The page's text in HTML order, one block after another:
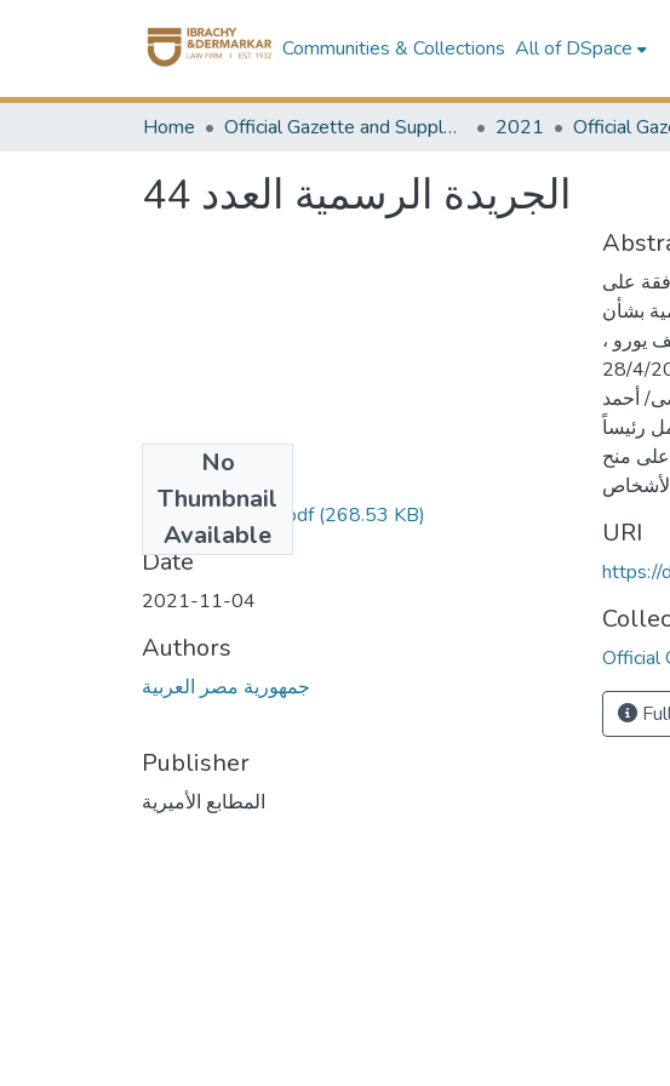
Communities & Collections All of DSpace
Home Official Gazette and Supplement 2021 Official
الجريدة الرسمية العدد 44
No
Thumbnail
Available
العدد 44 مؤمن.pdf(268.53 KB)
Date
2021-11-04
Authors
جمهورية مصر العربية
Publisher
المطابع الأميرية
لسنة 2021 بشأن الموافقة على
بشأن
بسكك حديد مصر بمبلغ 362 مليون و 900 ألف يورو ،
28/4/2021
السيد القاضى/ أحمد
رئيساً
لسنة 2021 بالموافقة على منح
URI
https://
Official